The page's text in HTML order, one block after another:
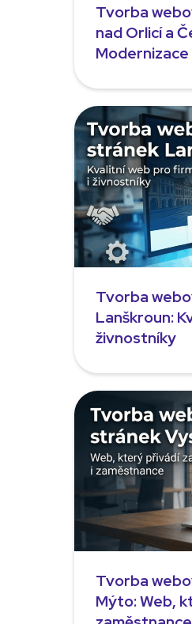
Tvorba
nad Orlicí a
Tvorba
Lanškroun:
živnostníky
Tvorba
Mýto: Web,